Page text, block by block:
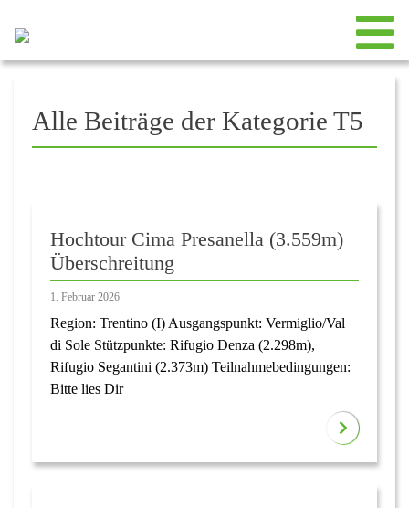
Alle Beiträge der Kategorie T5
Hochtour Cima Presanella (3.559m)
Überschreitung
1. Februar 2026
Region: Trentino (I) Ausgangspunkt: Vermiglio/Val
di Sole Stützpunkte: Rifugio Denza (2.298m),
Rifugio Segantini (2.373m) Teilnahmebedingungen:
Bitte lies Dir